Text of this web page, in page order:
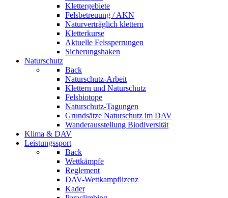
Klettergebiete
Felsbetreuung / AKN
Naturverträglich klettern
Kletterkurse
Aktuelle Felssperrungen
Sicherungshaken
Naturschutz
Back
Naturschutz-Arbeit
Klettern und Naturschutz
Felsbiotope
Naturschutz-Tagungen
Grundsätze Naturschutz im DAV
Wanderausstellung Biodiversität
Klima & DAV
Leistungssport
Back
Wettkämpfe
Reglement
DAV-Wettkampflizenz
Kader